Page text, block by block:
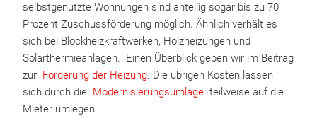
selbstgenutzte Wohnungen sind anteilig sogar bis zu 70
Prozent Zuschussförderung möglich. Ähnlich verhält es
sich bei Blockheizkraftwerken, Holzheizungen und
Solarthermieanlagen. Einen Überblick geben wir im Beitrag
zur Förderung der Heizung. Die übrigen Kosten lassen
sich durch die Modernisierungsumlage teilweise auf die
Mieter umlegen.